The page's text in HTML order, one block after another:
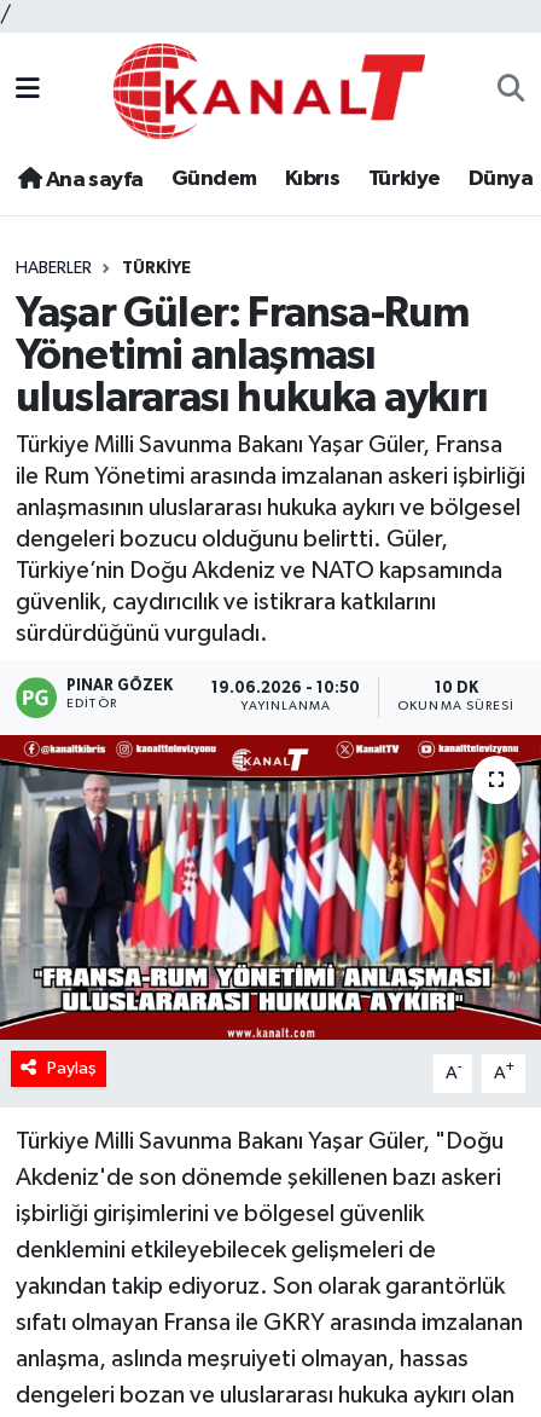
/
Ana sayfa Gündem Kıbrıs Türkiye Dünya
HABERLER TÜRKIYE
Yaşar Güler: Fransa-Rum
Yönetimi anlaşması
uluslararası hukuka aykırı
Türkiye Milli Savunma Bakanı Yaşar Güler, Fransa
ile Rum Yönetimi arasında imzalanan askeri işbirliği
anlaşmasının uluslararası hukuka aykırı ve bölgesel
dengeleri bozucu olduğunu belirtti. Güler,
Türkiye’nin Doğu Akdeniz ve NATO kapsamında
güvenlik, caydırıcılık ve istikrara katkılarını
sürdürdüğünü vurguladı.
PINAR GÖZEK
EDITÖR
19.06.2026 - 10:50
YAYINLANMA
10 DK
OKUNMA SÜRESI
Paylaş A- A+
Türkiye Milli Savunma Bakanı Yaşar Güler, "Doğu
Akdeniz'de son dönemde şekillenen bazı askeri
işbirliği girişimlerini ve bölgesel güvenlik
denklemini etkileyebilecek gelişmeleri de
yakından takip ediyoruz. Son olarak garantörlük
sıfatı olmayan Fransa ile GKRY arasında imzalanan
anlaşma, aslında meşruiyeti olmayan, hassas
dengeleri bozan ve uluslararası hukuka aykırı olan